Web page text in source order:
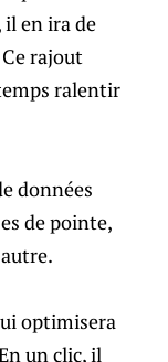
en ira de
rajout
ralentir
données
de pointe,
optimisera
un clic, il